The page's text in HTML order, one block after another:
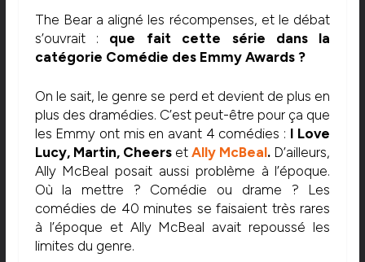
The Bear a aligné les récompenses, et le débat
s’ouvrait : que fait cette série dans la
catégorie Comédie des Emmy Awards ?
On le sait, le genre se perd et devient de plus en
plus des dramédies. C’est peut-être pour ça que
les Emmy ont mis en avant 4 comédies : I Love
Lucy, Martin, Cheers et Ally McBeal. D’ailleurs,
Ally McBeal posait aussi problème à l’époque.
Où la mettre ? Comédie ou drame ? Les
comédies de 40 minutes se faisaient très rares
à l’époque et Ally McBeal avait repoussé les
limites du genre.